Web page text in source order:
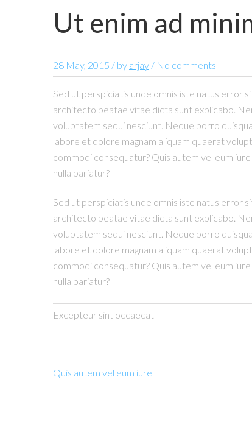
Ut enim ad
28 May, 2015 / by arjay / No comments
Sed ut perspiciatis unde omnis iste natus error
architecto beatae vitae dicta sunt explicabo.
voluptatem sequi nesciunt. Neque porro
labore et dolore magnam aliquam quaerat
commodi consequatur? Quis autem vel eum
nulla pariatur?
Sed ut perspiciatis unde omnis iste natus error
architecto beatae vitae dicta sunt explicabo.
voluptatem sequi nesciunt. Neque porro
labore et dolore magnam aliquam quaerat
commodi consequatur? Quis autem vel eum
nulla pariatur?
Excepteur sint occaecat
Quis autem vel eum iure